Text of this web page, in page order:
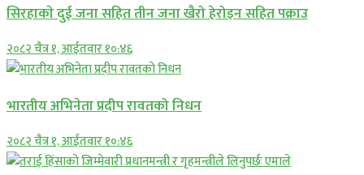
सिरहाकाे दुई जना सहित तीन जना खैरो हेरोइन सहित पक्राउ
२०८२ चैत्र १, आईतवार १०:४६
भारतीय अभिनेता प्रदीप रावतको निधन
२०८२ चैत्र १, आईतवार १०:४६